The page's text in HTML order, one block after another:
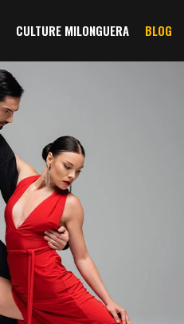
CULTURE MILONGUERA BLOG